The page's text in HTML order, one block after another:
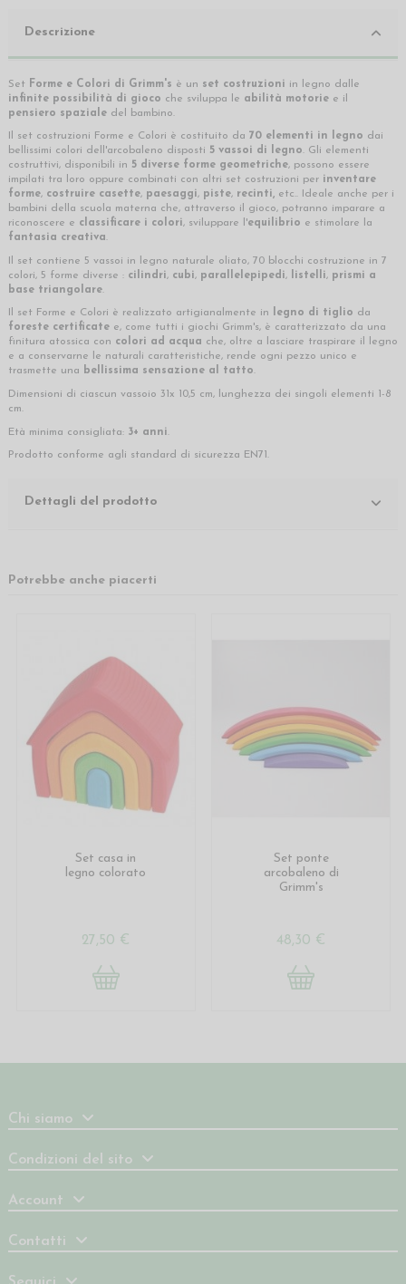
Descrizione
Set Forme e Colori di Grimm's è un set costruzioni in legno dalle
infinite possibilità di gioco che sviluppa le abilità motorie e il
pensiero spaziale del bambino.
Il set costruzioni Forme e Colori è costituito da 70 elementi in legno dai
bellissimi colori dell'arcobaleno disposti 5 vassoi di legno. Gli elementi
costruttivi, disponibili in 5 diverse forme geometriche, possono essere
impilati tra loro oppure combinati con altri set costruzioni per inventare
forme, costruire casette, paesaggi, piste, recinti, etc.. Ideale anche per i
bambini della scuola materna che, attraverso il gioco, potranno imparare a
riconoscere e classificare i colori, sviluppare l'equilibrio e stimolare la
fantasia creativa.
Il set contiene 5 vassoi in legno naturale oliato, 70 blocchi costruzione in 7
colori, 5 forme diverse : cilindri, cubi, parallelepipedi, listelli, prismi a
base triangolare.
Il set Forme e Colori è realizzato artigianalmente in legno di tiglio da
foreste certificate e, come tutti i giochi Grimm's, è caratterizzato da una
finitura atossica con colori ad acqua che, oltre a lasciare traspirare il legno
e a conservarne le naturali caratteristiche, rende ogni pezzo unico e
trasmette una
bellissima sensazione al tatto.
Dimensioni di ciascun vassoio 31x 10,5 cm, lunghezza dei singoli elementi 1-8
cm.
Età minima consigliata: 3+ anni.
Prodotto conforme agli standard di sicurezza EN71.
Dettagli del prodotto
Potrebbe anche piacerti
Set casa in
legno colorato
27,50 €
Set ponte
arcobaleno di
Grimm's
48,30 €
Chi siamo
Condizioni del sito
Account
Contatti